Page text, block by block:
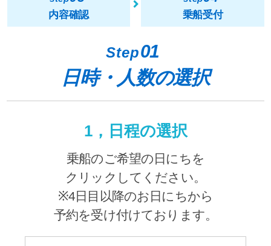
内容確認 乗船受付
Step01
日時・人数の選択
1，日程の選択
乗船のご希望の日にちを
クリックしてください。
※4日目以降のお日にちから
予約を受け付けております。